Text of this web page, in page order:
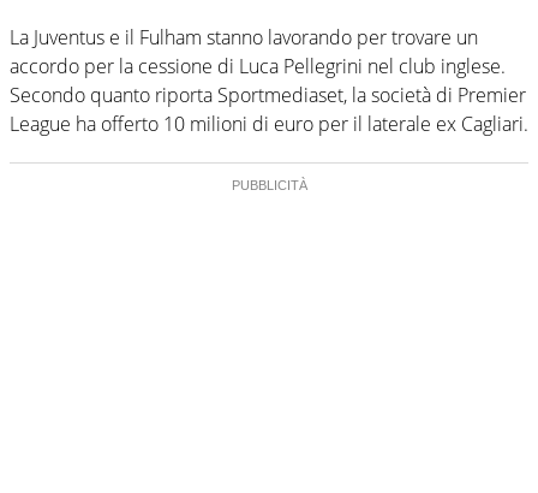
La Juventus e il Fulham stanno lavorando per trovare un
accordo per la cessione di Luca Pellegrini nel club inglese.
Secondo quanto riporta Sportmediaset, la società di Premier
League ha offerto 10 milioni di euro per il laterale ex Cagliari.